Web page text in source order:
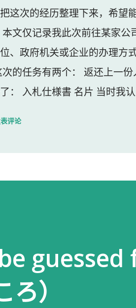
这次的经历整理下来，希望
本文仅记录我此次前往某家
、政府机关或企业的办理方
的任务有两个： 返还上一
： 入札仕様書 名片 当时我
拿起电话后说道： お世話
把入札仕様書交给工作人员
我： 入札仕様書最后一页
正式完成。 也就是说，仅
评论
guessed
）